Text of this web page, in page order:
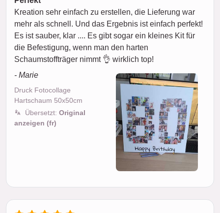
Kreation sehr einfach zu erstellen, die Lieferung war
mehr als schnell. Und das Ergebnis ist einfach perfekt!
Es ist sauber, klar .... Es gibt sogar ein kleines Kit für
die Befestigung, wenn man den harten
Schaumstoffträger nimmt 👌 wirklich top!
- Marie
Druck Fotocollage
Hartschaum 50x50cm
Übersetzt: Original
anzeigen (fr)